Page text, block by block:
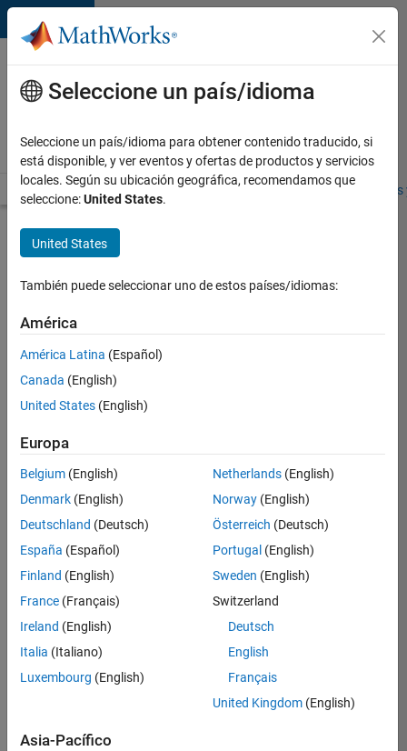
Saltar al contenido
Ofertas
de
empleo
MathWorks
Visión general Búsqueda de empleo Oficinas locales
Enviar
solicitud
Sr.
Program
Manager,
Corporate
Events
Inicie
sesión
en
su
cuenta
empleo
Dirección de correo electrónico
Contraseña
¿Olvidó
Seleccione un país/idioma
Seleccione un país/idioma para obtener contenido traducido, si
está disponible, y ver eventos y ofertas de productos y servicios
locales. Según su ubicación geográfica, recomendamos que
seleccione:United States.
United States
También puede seleccionar uno de estos países/idiomas:
América
América Latina (Español)
Canada (English)
United States (English)
Europa
Belgium (English)
Denmark (English)
Deutschland (Deutsch)
España (Español)
Finland (English)
France (Français)
Ireland (English)
Italia (Italiano)
Luxembourg (English)
Netherlands(English)
Norway(English)
Österreich (Deutsch)
Portugal (English)
Sweden (English)
Switzerland
Deutsch
English
Français
United Kingdom(English)
Asia-Pacífico